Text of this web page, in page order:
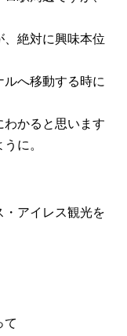
絶対に興味本位
へ移動する時に
わかると思います
に。
アイレス観光を
て